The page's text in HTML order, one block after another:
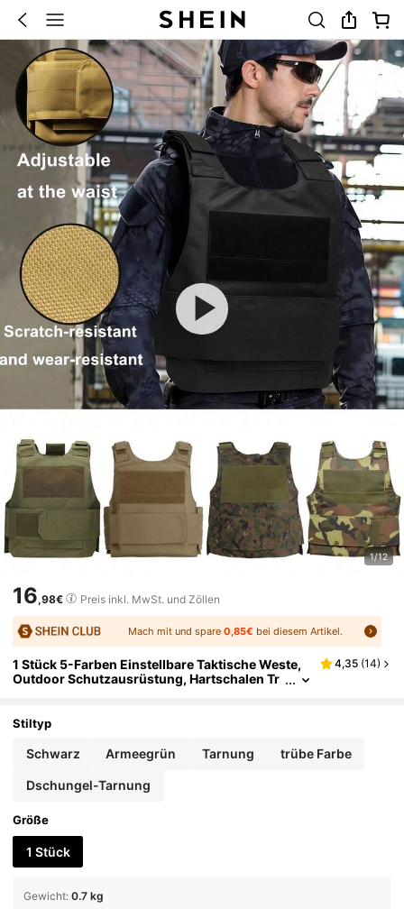
1/12
16,98€ Preis inkl. MwSt. und Zöllen
Mach mit und spare 0,85€ bei diesem Artikel.
1 Stück 5-Farben Einstellbare Taktische Weste,
Outdoor Schutzausrüstung, Hartschalen Tr
Geeignet für Wandern, Klettern, Training, Radfa
4,35 (14)
Stiltyp
Schwarz Armeegrün Tarnung trübe Farbe
Dschungel-Tarnung
Größe
1 Stück
Gewicht: 0.7 kg